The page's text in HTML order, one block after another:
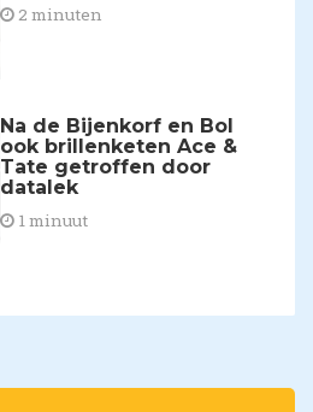
2 minuten
Na de Bijenkorf en Bol
ook brillenketen Ace &
Tate getroffen door
datalek
1 minuut